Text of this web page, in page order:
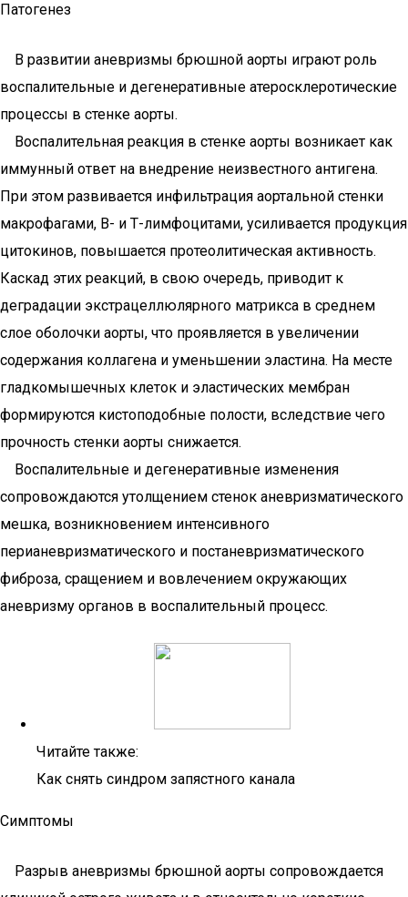
Патогенез
В развитии аневризмы брюшной аорты играют роль
воспалительные и дегенеративные атеросклеротические
процессы в стенке аорты.
Воспалительная реакция в стенке аорты возникает как
иммунный ответ на внедрение неизвестного антигена.
При этом развивается инфильтрация аортальной стенки
макрофагами, В- и Т-лимфоцитами, усиливается продукция
цитокинов, повышается протеолитическая активность.
Каскад этих реакций, в свою очередь, приводит к
деградации экстрацеллюлярного матрикса в среднем
слое оболочки аорты, что проявляется в увеличении
содержания коллагена и уменьшении эластина. На месте
гладкомышечных клеток и эластических мембран
формируются кистоподобные полости, вследствие чего
прочность стенки аорты снижается.
Воспалительные и дегенеративные изменения
сопровождаются утолщением стенок аневризматического
мешка, возникновением интенсивного
перианевризматического и постаневризматического
фиброза, сращением и вовлечением окружающих
аневризму органов в воспалительный процесс.
Читайте также:
Как снять синдром запястного канала
Симптомы
Разрыв аневризмы брюшной аорты сопровождается